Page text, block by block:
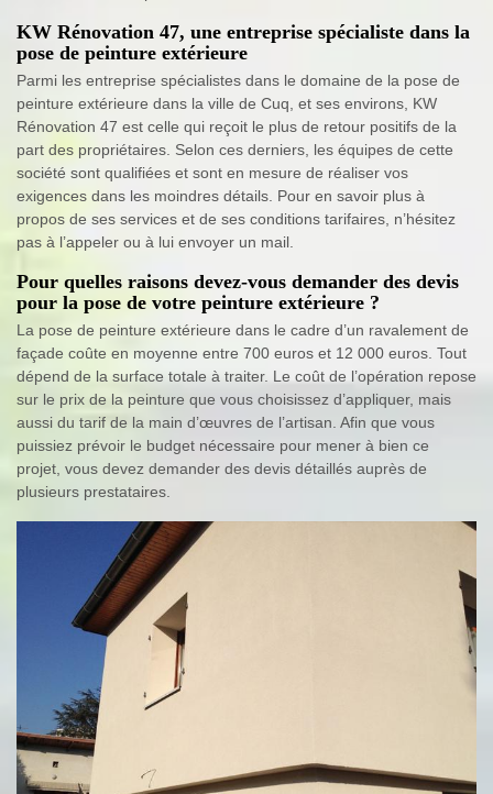
KW Rénovation 47, une entreprise spécialiste dans la
pose de peinture extérieure
Parmi les entreprise spécialistes dans le domaine de la pose de
peinture extérieure dans la ville de Cuq, et ses environs, KW
Rénovation 47 est celle qui reçoit le plus de retour positifs de la
part des propriétaires. Selon ces derniers, les équipes de cette
société sont qualifiées et sont en mesure de réaliser vos
exigences dans les moindres détails. Pour en savoir plus à
propos de ses services et de ses conditions tarifaires, n’hésitez
pas à l’appeler ou à lui envoyer un mail.
Pour quelles raisons devez-vous demander des devis
pour la pose de votre peinture extérieure ?
La pose de peinture extérieure dans le cadre d’un ravalement de
façade coûte en moyenne entre 700 euros et 12 000 euros. Tout
dépend de la surface totale à traiter. Le coût de l’opération repose
sur le prix de la peinture que vous choisissez d’appliquer, mais
aussi du tarif de la main d’œuvres de l’artisan. Afin que vous
puissiez prévoir le budget nécessaire pour mener à bien ce
projet, vous devez demander des devis détaillés auprès de
plusieurs prestataires.